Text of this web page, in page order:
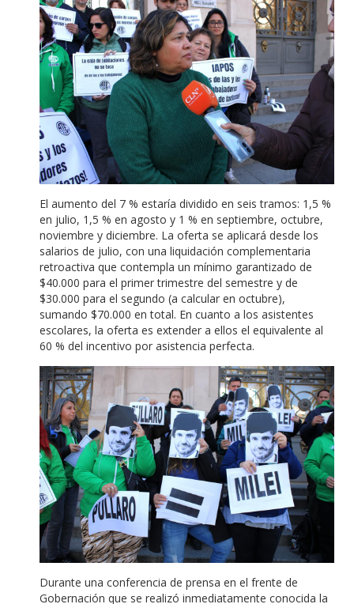
El aumento del 7 % estaría dividido en seis tramos: 1,5 %
en julio, 1,5 % en agosto y 1 % en septiembre, octubre,
noviembre y diciembre. La oferta se aplicará desde los
salarios de julio, con una liquidación complementaria
retroactiva que contempla un mínimo garantizado de
$40.000 para el primer trimestre del semestre y de
$30.000 para el segundo (a calcular en octubre),
sumando $70.000 en total. En cuanto a los asistentes
escolares, la oferta es extender a ellos el equivalente al
60 % del incentivo por asistencia perfecta.
Durante una conferencia de prensa en el frente de
Gobernación que se realizó inmediatamente conocida la